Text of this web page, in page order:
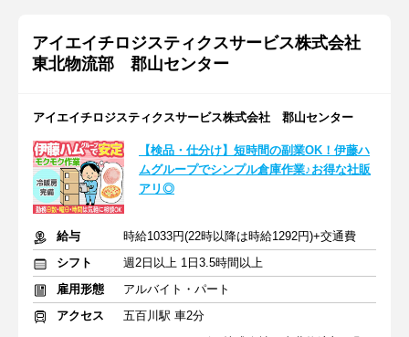
アイエイチロジスティクスサービス株式会社
東北物流部 郡山センター
アイエイチロジスティクスサービス株式会社 郡山センター
【検品・仕分け】短時間の副業OK！伊藤ハ
ムグループでシンプル倉庫作業♪お得な社販
アリ◎
給与
時給1033円(22時以降は時給1292円)+交通費
シフト
週2日以上 1日3.5時間以上
雇用形態
アルバイト・パート
アクセス
五百川駅 車2分